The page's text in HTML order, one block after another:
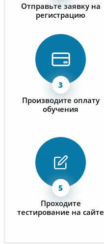
Отправьте заявку на
регистрацию
Производите оплату
обучения
Проходите
тестирование на сайте